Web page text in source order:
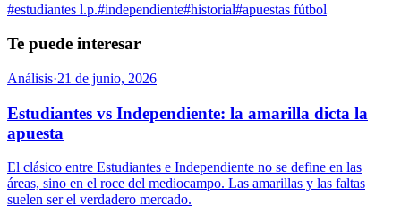
#estudiantes l.p.#independiente#historial#apuestas fútbol
Te puede interesar
Análisis·21 de junio, 2026
Estudiantes vs Independiente: la amarilla dicta la
apuesta
El clásico entre Estudiantes e Independiente no se define en las
áreas, sino en el roce del mediocampo. Las amarillas y las faltas
suelen ser el verdadero mercado.